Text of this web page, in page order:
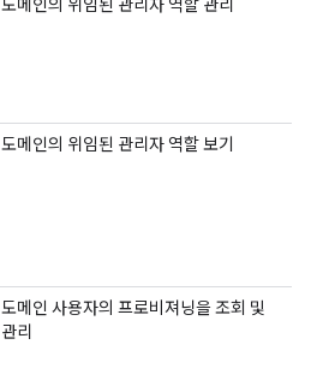
도메인의 위임된 관리자 역할 관리
도메인의 위임된 관리자 역할 보기
도메인 사용자의 프로비져닝을 조회 및
관리